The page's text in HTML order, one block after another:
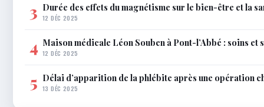
3 Durée des effets du magnétisme sur le bien-être et la
12 DÉC 2025
4 Maison médicale Léon Souben à Pont-l’Abbé : soins et
12 DÉC 2025
5 Délai d’apparition de la phlébite après une opération
13 DÉC 2025